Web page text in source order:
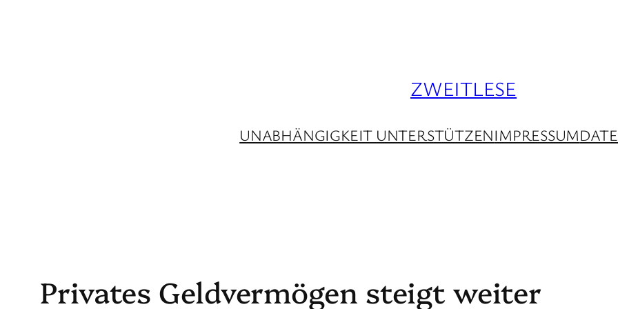
ZWEITLESE
UNABHÄNGIGKEIT UNTERSTÜTZENIMPRESSUM
Privates Geldvermögen steigt weiter